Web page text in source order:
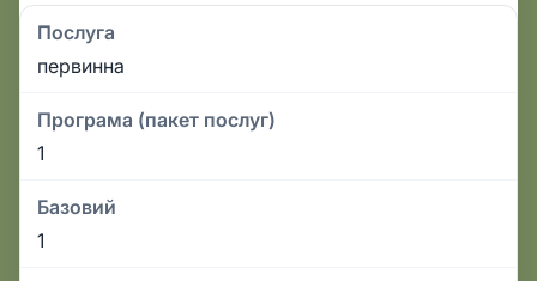
Послуга
первинна
Програма (пакет послуг)
1
Базовий
1